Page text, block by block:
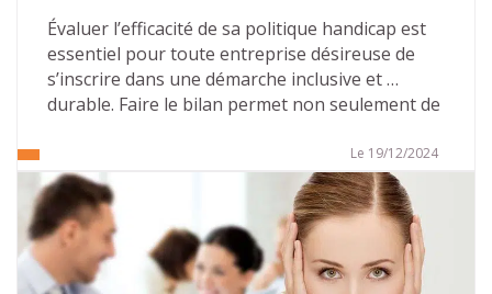
Évaluer l’efficacité de sa politique handicap est
essentiel pour toute entreprise désireuse de
s’inscrire dans une démarche inclusive et
durable. Faire le bilan permet non seulement de
d’identifier les axes d’amélioration. Cet article
vous présente les points clés pour réaliser le
bilan de votre politique handicap vous
permettant, en appliquant les principes de
l’amélioration continue, de vous inscrire dans
un cycle vertueux.
Le 19/12/2024